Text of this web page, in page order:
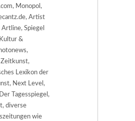
Monopol,
Artist
Spiegel
&
Lexikon der
Next Level,
Tagesspiegel,
diverse
wie